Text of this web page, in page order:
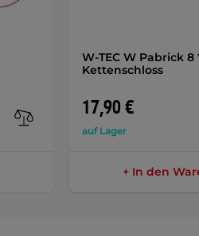
W-TEC W Pabrick 8
Kettenschloss
17,90 €
auf Lager
+ In den